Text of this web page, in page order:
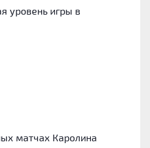
уровень игры в
матчах Каролина